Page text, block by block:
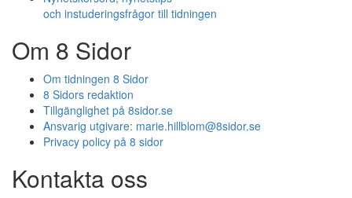
och instuderingsfrågor till tidningen
Om 8 Sidor
Om tidningen 8 Sidor
8 Sidors redaktion
Tillgänglighet på 8sidor.se
Ansvarig utgivare: marie.hillblom@8sidor.se
Privacy policy på 8 sidor
Kontakta oss